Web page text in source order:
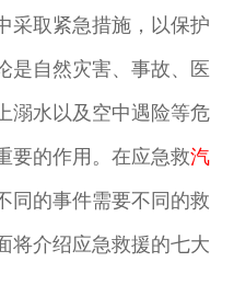
采取紧急措施，以保护
是自然灾害、事故、医
溺水以及空中遇险等危
要的作用。在应急救汽
同的事件需要不同的救
将介绍应急救援的七大